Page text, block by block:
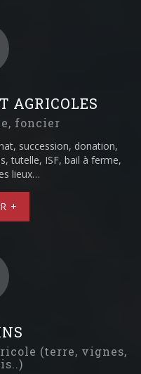
AGRICOLES
foncier
succession, donation,
tutelle, ISF, bail à ferme,
lieux…
+
(terre, vignes,